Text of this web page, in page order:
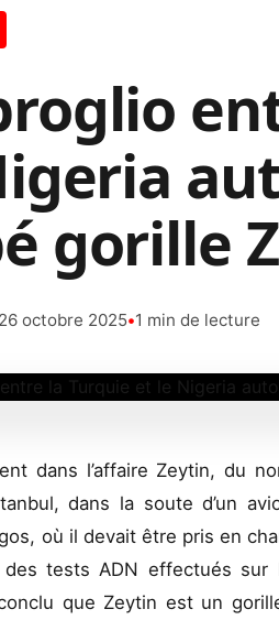
gorille
26 octobre 2025•1 min de lecture
dans l’affaire Zeytin, du
dans la soute d’un
où il devait être pris en
tests ADN effectués sur
conclu que Zeytin est un